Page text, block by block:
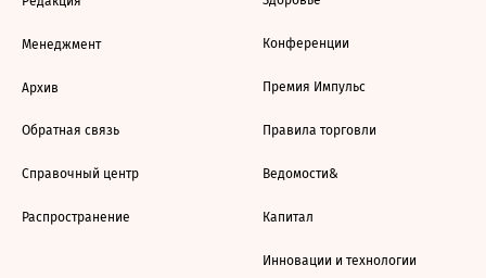
Менеджмент
Архив
Обратная связь
Справочный центр
Распространение
Конференции
Премия Импульс
Правила торговли
Ведомости&
Капитал
Инновации и технологии